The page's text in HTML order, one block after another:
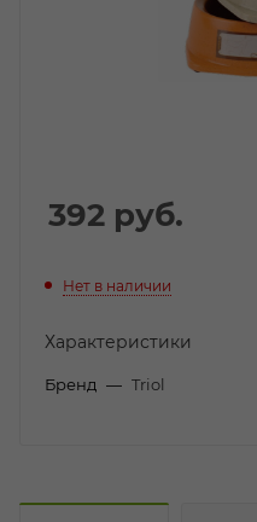
392 руб.
Нет в наличии
Характеристики
Бренд — Triol